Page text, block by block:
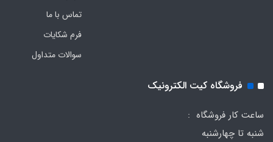
تماس با ما
فرم‌ شکایات
سوالات متداول
فروشگاه کیت الکترونیک
ساعت کار فروشگاه :
شنبه تا چهارشنبه